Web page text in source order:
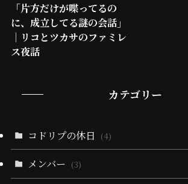
「片方だけが喋ってるの
に、成立してる謎の会話」
｜リコとツカサのファミレ
ス夜話
カテゴリー
コドリプの休日 (4)
メンバー (3)